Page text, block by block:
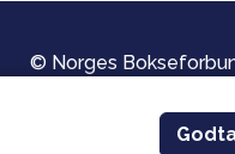
© Norges